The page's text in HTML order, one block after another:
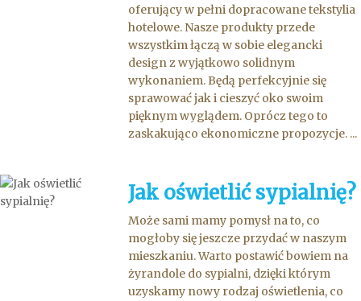
oferujący w pełni dopracowane tekstylia
hotelowe. Nasze produkty przede
wszystkim łączą w sobie elegancki
design z wyjątkowo solidnym
wykonaniem. Będą perfekcyjnie się
sprawować jak i cieszyć oko swoim
pięknym wyglądem. Oprócz tego to
zaskakująco ekonomiczne propozycje. ...
Jak oświetlić sypialnię?
Może sami mamy pomysł na to, co
mogłoby się jeszcze przydać w naszym
mieszkaniu. Warto postawić bowiem na
żyrandole do sypialni, dzięki którym
uzyskamy nowy rodzaj oświetlenia, co